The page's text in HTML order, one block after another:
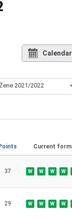
Calendar
2021/2022
Current form
37 W W W W
29 W W W W